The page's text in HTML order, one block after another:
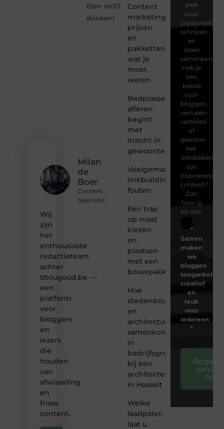
Milan
de
Boer
Content
Specialist
Wij
zijn
het
enthousiaste
redactieteam
achter
Iztougoud.be —
een
platform
voor
bloggers
en
lezers
die
houden
van
afwisseling
en
frisse
content.
Eten en
drinken
(13
)
Content
marketing
prijzen
en
pakketten:
wat je
moet
weten
Bedplassen
afleren
begint
met
inzicht in
gewoontes
Veelgemaakte
linkbuilding
fouten
Een trap
op maat
kiezen
en
plaatsen
met een
bouwpakket
Hoe
stedenbouw
en
architectuur
samenkomen
in
bedrijfsgroei
bij een
architectenbureau
in Hasselt
Welke
laadpalen
laat u
plek
waar
creativiteit,
schrijven
en
lezen
samenkomen.
Heb je
een
passie
voor
bloggen,
verhalen
vertellen
of
gewoon
het
ontdekken
van
inspirerende
content?
Dan
hoor jij
bij ons!
❝
Samen
maken
we
bloggen
toegankelijk,
creatief
en
leuk
voor
iedereen
❞
nog